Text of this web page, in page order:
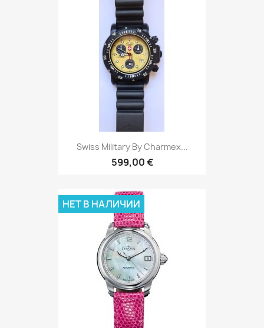
Swiss Military By Charmex...
599,00 €
НЕТ В НАЛИЧИИ